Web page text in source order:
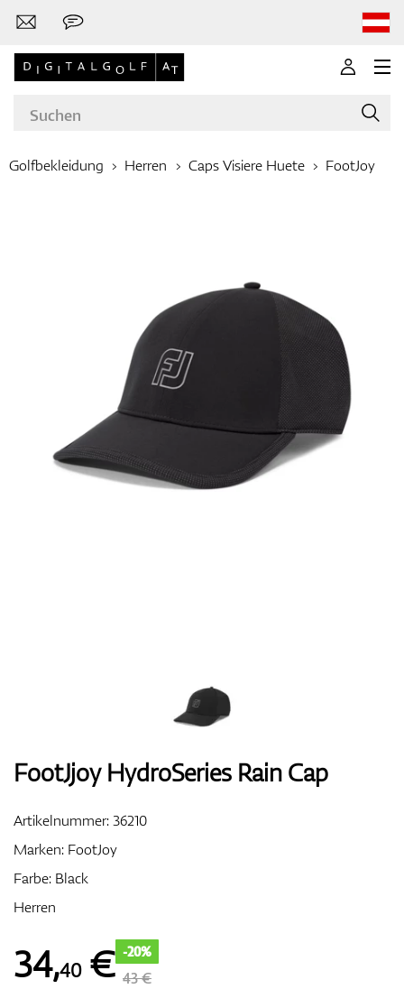
Golfschläger
Bekleidung
Bags
Entfernungsmesser & GPS
Golfbekleidung Herren Caps Visiere Huete FootJoy
FootJjoy HydroSeries Rain Cap
Artikelnummer:36210
Marken: FootJoy
Farbe: Black
Herren
34,40€ -20%
43 €